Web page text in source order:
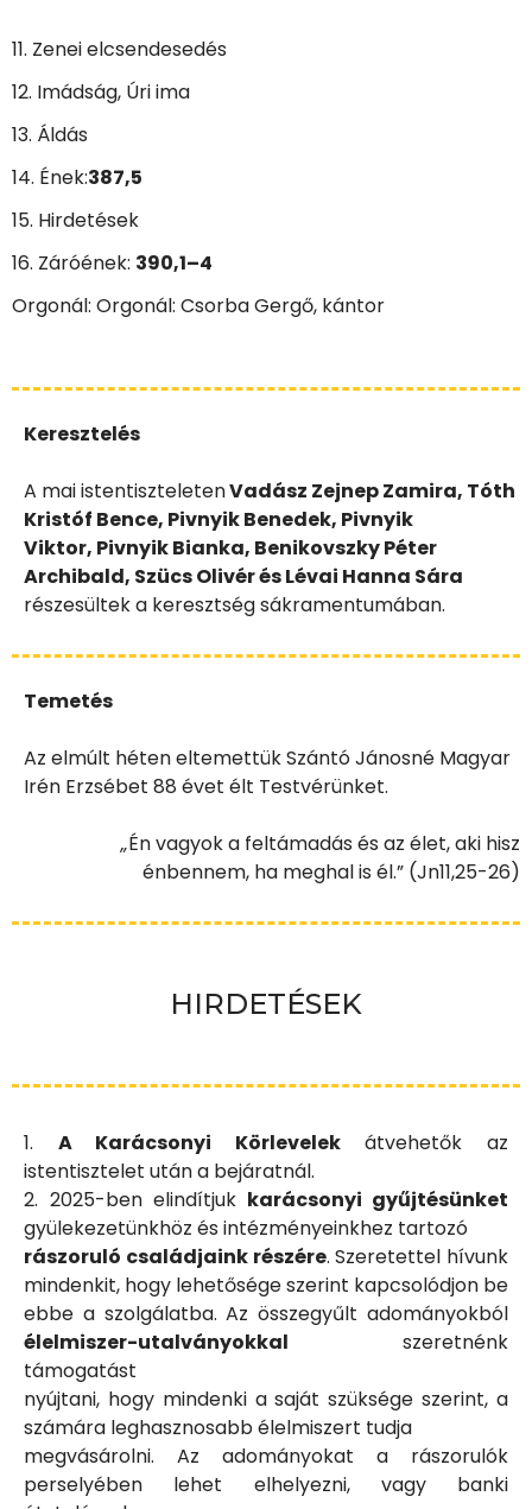
11. Zenei elcsendesedés
12. Imádság, Úri ima
13. Áldás
14. Ének:387,5
15. Hirdetések
16. Záróének: 390,1–4
Orgonál: Orgonál: Csorba Gergő, kántor
Keresztelés
A mai istentiszteletenVadász Zejnep Zamira, Tóth
Kristóf Bence, Pivnyik Benedek, Pivnyik
Viktor, Pivnyik Bianka, Benikovszky Péter
Archibald, Szücs Olivér és Lévai Hanna Sára
részesültek a keresztség sákramentumában.
Temetés
Az elmúlt héten eltemettük Szántó Jánosné Magyar
Irén Erzsébet 88 évet élt Testvérünket.
„Én vagyok a feltámadás és az élet, aki hisz
énbennem, ha meghal is él.” (Jn11,25-26)
HIRDETÉSEK
1. A Karácsonyi Körlevelekátvehetők az
istentisztelet után a bejáratnál.
2. 2025-ben elindítjuk karácsonyi gyűjtésünket
gyülekezetünkhöz és intézményeinkhez tartozó
rászoruló családjaink részére. Szeretettel hívunk
mindenkit, hogy lehetősége szerint kapcsolódjon be
ebbe a szolgálatba. Az összegyűlt adományokból
élelmiszer-utalványokkal szeretnénk
támogatást
nyújtani, hogy mindenki a saját szüksége szerint, a
számára leghasznosabb élelmiszert tudja
megvásárolni. Az adományokat a rászorulók
perselyében lehet elhelyezni, vagy banki